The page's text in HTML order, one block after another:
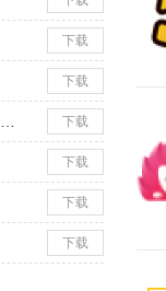
下载
下载
下载
下载
下载
下载